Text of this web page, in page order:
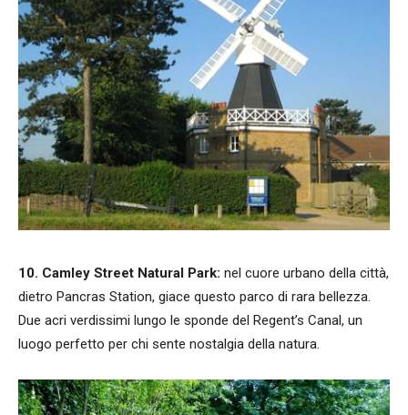
10. Camley Street Natural Park: nel cuore urbano della città,
dietro Pancras Station, giace questo parco di rara bellezza.
Due acri verdissimi lungo le sponde del Regent’s Canal, un
luogo perfetto per chi sente nostalgia della natura.